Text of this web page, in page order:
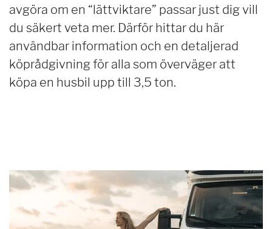
avgöra om en “lättviktare” passar just dig vill
du säkert veta mer. Därför hittar du här
användbar information och en detaljerad
köprådgivning för alla som överväger att
köpa en husbil upp till 3,5 ton.